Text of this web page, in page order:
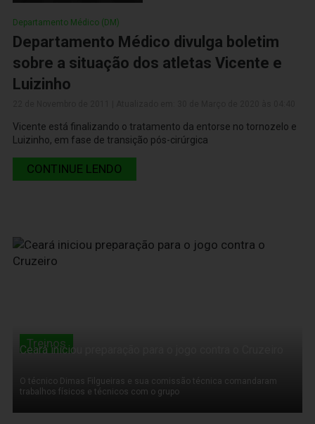
Departamento Médico (DM)
Departamento Médico divulga boletim
sobre a situação dos atletas Vicente e
Luizinho
Vicente está finalizando o tratamento da entorse no tornozelo e
Luizinho, em fase de transição pós-cirúrgica
CONTINUE LENDO
22 de Novembro de 2011
Treinos
Ceará iniciou preparação para o jogo contra o Cruzeiro
O técnico Dimas Filgueiras e sua comissão técnica comandaram
trabalhos físicos e técnicos com o grupo